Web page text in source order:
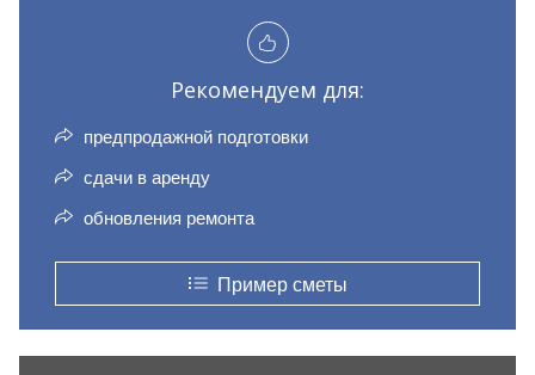
Рекомендуем для:
предпродажной подготовки
сдачи в аренду
обновления ремонта
Пример сметы